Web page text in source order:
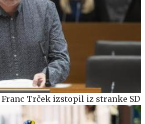
Trček izstopil iz stranke SD